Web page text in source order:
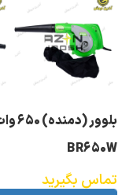
BR650W
تماس بگیرید